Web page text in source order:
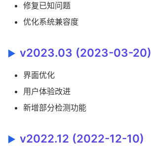
修复已知问题
优化系统兼容度
v2023.03 (2023-03-20)
界面优化
用户体验改进
新增部分检测功能
v2022.12 (2022-12-10)